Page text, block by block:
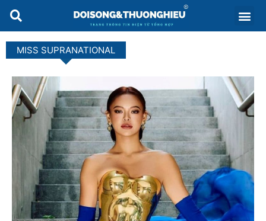
MISS SUPRANATIONAL